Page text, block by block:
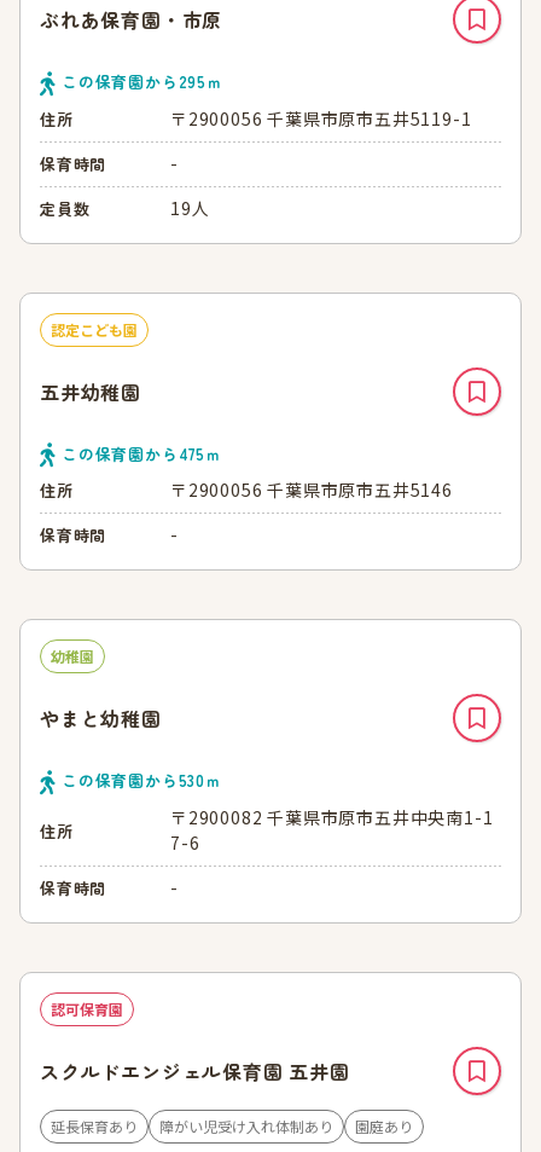
ぶれあ保育園・市原
この保育園から 295ｍ
住所
〒2900056 千葉県市原市五井5119-1
保育時間 -
定員数 19人
認定こども園
五井幼稚園
この保育園から 475ｍ
住所
〒2900056 千葉県市原市五井5146
保育時間 -
幼稚園
やまと幼稚園
この保育園から530ｍ
住所
〒2900082 千葉県市原市五井中央南1-1
7-6
保育時間 -
認可保育園
スクルドエンジェル保育園 五井園
延長保育あり 障がい児受け入れ体制あり 園庭あり